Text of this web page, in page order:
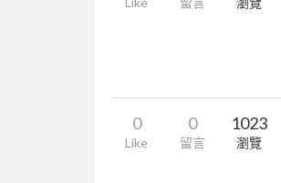
0
Like
0
留言
1023
瀏覽